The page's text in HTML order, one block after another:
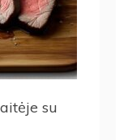
su